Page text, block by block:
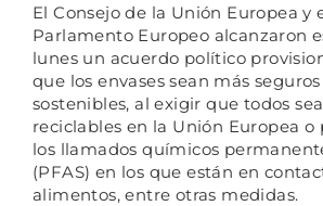
El Consejo de la Unión Europea y
Parlamento Europeo alcanzaron
lunes un acuerdo político
que los envases sean más seguros
sostenibles, al exigir que todos
reciclables en la Unión Europea o
los llamados químicos
(PFAS) en los que están en
alimentos, entre otras medidas.